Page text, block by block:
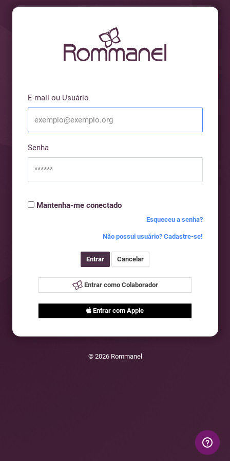
E-mail ou Usuário
Senha
Mantenha-me conectado
Esqueceu a senha?
Não possui usuário? Cadastre-se!
Entrar Cancelar
Entrar como Colaborador
Entrar com Apple
© 2026 Rommanel